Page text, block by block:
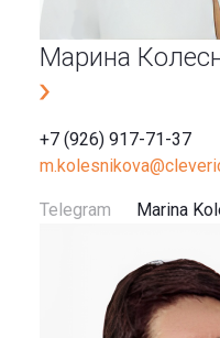
Марина
+7 (926) 917-71-37
Telegram Marina